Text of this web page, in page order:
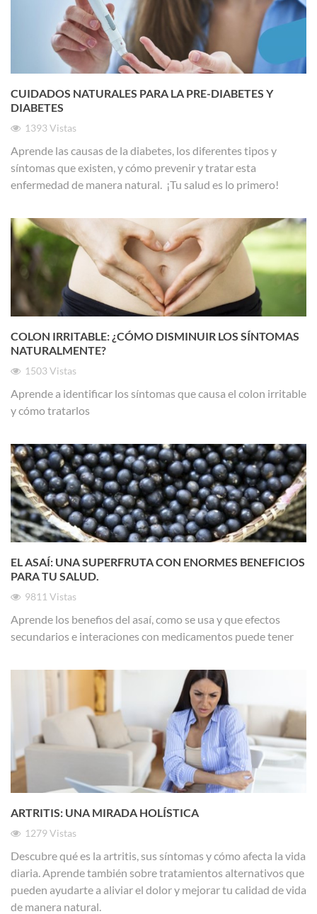
CUIDADOS NATURALES PARA LA PRE-DIABETES Y
DIABETES
1393Vistas
Aprende las causas de la diabetes, los diferentes tipos y
síntomas que existen, y cómo prevenir y tratar esta
enfermedad de manera natural. ¡Tu salud es lo primero!
COLON IRRITABLE: ¿CÓMO DISMINUIR LOS SÍNTOMAS
NATURALMENTE?
1503Vistas
Aprende a identificar los síntomas que causa el colon irritable
y cómo tratarlos
EL ASAÍ: UNA SUPERFRUTA CON ENORMES BENEFICIOS
PARA TU SALUD.
9811 Vistas
Aprende los benefios del asaí, como se usa y que efectos
secundarios e interaciones con medicamentos puede tener
ARTRITIS: UNA MIRADA HOLÍSTICA
1279Vistas
Descubre qué es la artritis, sus síntomas y cómo afecta la vida
diaria. Aprende también sobre tratamientos alternativos que
pueden ayudarte a aliviar el dolor y mejorar tu calidad de vida
de manera natural.